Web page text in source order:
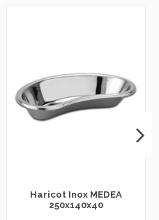
Haricot Inox MEDEA
250x140x40